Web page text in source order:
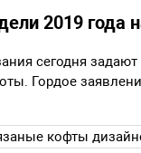
2019 года
сегодня
Гордое